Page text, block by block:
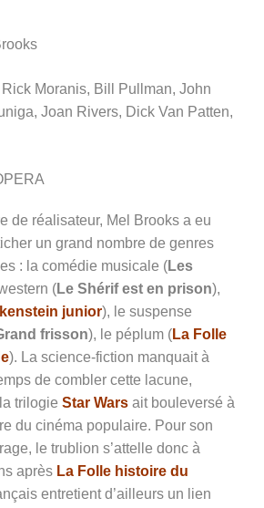
Moranis, Bill Pullman, John
Joan Rivers, Dick Van Patten,
de réalisateur, Mel Brooks a eu
un grand nombre de genres
: la comédie musicale (Les
(Le Shérif est en prison),
junior), le suspense
frisson), le péplum (La Folle
). La science-fiction manquait à
de combler cette lacune,
trilogie Star Wars ait bouleversé à
du cinéma populaire. Pour son
le trublion s’attelle donc à
après La Folle histoire du
entretient d’ailleurs un lien